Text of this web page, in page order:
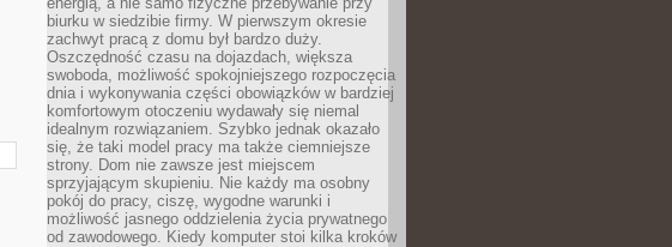
biurku w siedzibie firmy. W pierwszym okresie
zachwyt pracą z domu był bardzo duży.
Oszczędność czasu na dojazdach, większa
swoboda, możliwość spokojniejszego rozpoczęcia
dnia i wykonywania części obowiązków w bardziej
komfortowym otoczeniu wydawały się niemal
idealnym rozwiązaniem. Szybko jednak okazało
się, że taki model pracy ma także ciemniejsze
strony. Dom nie zawsze jest miejscem
sprzyjającym skupieniu. Nie każdy ma osobny
pokój do pracy, ciszę, wygodne warunki i
możliwość jasnego oddzielenia życia prywatnego
od zawodowego. Kiedy komputer stoi kilka kroków